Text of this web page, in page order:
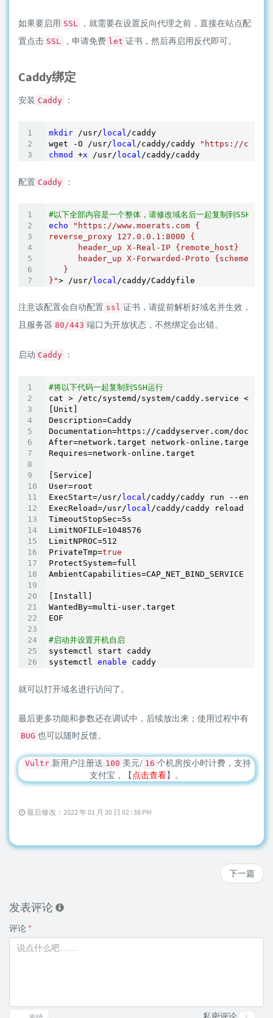
如果要启用 SSL
，就需要在设置反向代理之前，直接在站点配
置点击 SSL ，申请免费 let 证书，然后再启用反代即可。
Caddy绑定
安装 Caddy ：
mkdir /usr/ local/caddy
wget -O /usr/ local/caddy/caddy
"https://
chmod
+x /usr/ local
配置 Caddy ：
#以下全部内容是一个整体，请修改域名后一起复制到SSH运行
echo
"https://www.moerats.com {
reverse_proxy 127.0.0.1:8000 {
      header_up X-Real-IP {remote_host}
      header_up X-Forwarded-Proto {scheme}
   }
}"> /usr/local
注意该配置会自动配置 ssl 证书，请提前解析好域名并生效，
且服务器 80/443 端口为开放状态，不然绑定会出错。
启动 Caddy ：
#将以下代码一起复制到SSH运行
cat > /etc/systemd/system/caddy.service <<EOF
[Unit]
Description=Caddy
Documentation=https://caddyserver.com/docs/
After=network.target network-online.target
Requires=network-online.target
[Service]
User=root
ExecStart=/usr/ local/caddy/caddy run --
ExecReload=/usr/ local/caddy/caddy reload --
TimeoutStopSec=5s
LimitNOFILE=1048576
LimitNPROC=512
PrivateTmp=true
ProtectSystem=full
AmbientCapabilities=CAP_NET_BIND_SERVICE
[Install]
WantedBy=multi-user.target
EOF
#启动并设置开机自启
systemctl start caddy
systemctl enable
就可以打开域名进行访问了。
最后更多功能和参数还在调试中，后续放出来；使用过程中有
BUG 也可以随时反馈。
Vultr 新用户注册送 100 美元/ 16 个机房按小时计费，支持
支付宝，【 点击查看】。
最后修改：2022 年 01 月 30 日 02 : 38 PM
下一篇
发表评论
评论 *